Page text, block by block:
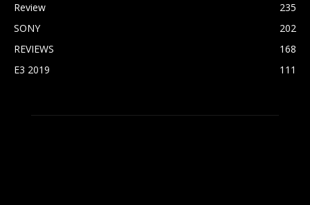
Review
235
SONY
202
REVIEWS
168
E3 2019
111